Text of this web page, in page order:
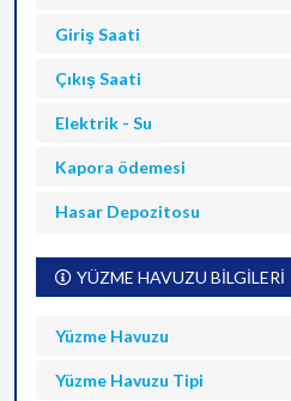
Giriş Saati
Çıkış Saati
Elektrik - Su
Kapora ödemesi
Hasar Depozitosu
YÜZME HAVUZU BİLGİLERİ
Yüzme Havuzu
Yüzme Havuzu Tipi